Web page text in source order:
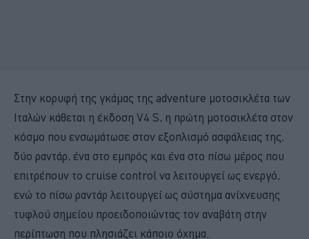
Στην κορυφή της γκάμας της adventure μοτοσικλέτα των
Ιταλών κάθεται η έκδοση V4 S, η πρώτη μοτοσικλέτα στον
κόσμο που ενσωμάτωσε στον εξοπλισμό ασφάλειας της,
δύο ραντάρ, ένα στο εμπρός και ένα στο πίσω μέρος που
επιτρέπουν το cruise control να λειτουργεί ως ενεργό,
ενώ το πίσω ραντάρ λειτουργεί ως σύστημα ανίχνευσης
τυφλού σημείου προειδοποιώντας τον αναβάτη στην
περίπτωση που πλησιάζει κάποιο όχημα.